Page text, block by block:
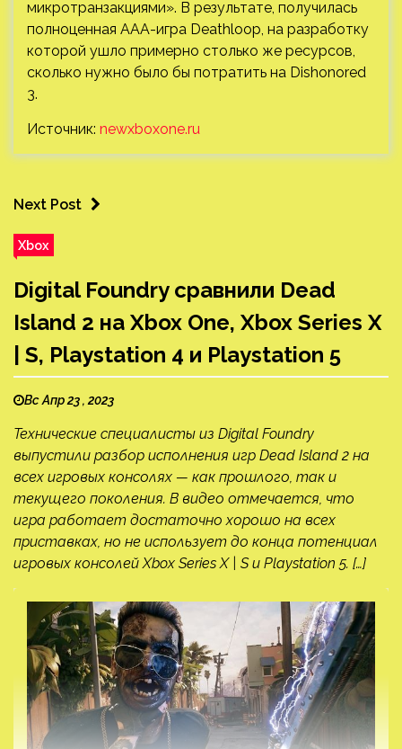
микротранзакциями». В результате, получилась
полноценная AAA-игра Deathloop, на разработку
которой ушло примерно столько же ресурсов,
сколько нужно было бы потратить на Dishonored
3.
Источник: newxboxone.ru
Next Post
Xbox
Digital Foundry сравнили Dead
Island 2 на Xbox One, Xbox Series X
| S, Playstation 4 и Playstation 5
Вс Апр 23 , 2023
Технические специалисты из Digital Foundry
выпустили разбор исполнения игр Dead Island 2 на
всех игровых консолях — как прошлого, так и
текущего поколения. В видео отмечается, что
игра работает достаточно хорошо на всех
приставках, но не использует до конца потенциал
игровых консолей Xbox Series X | S и Playstation 5. […]